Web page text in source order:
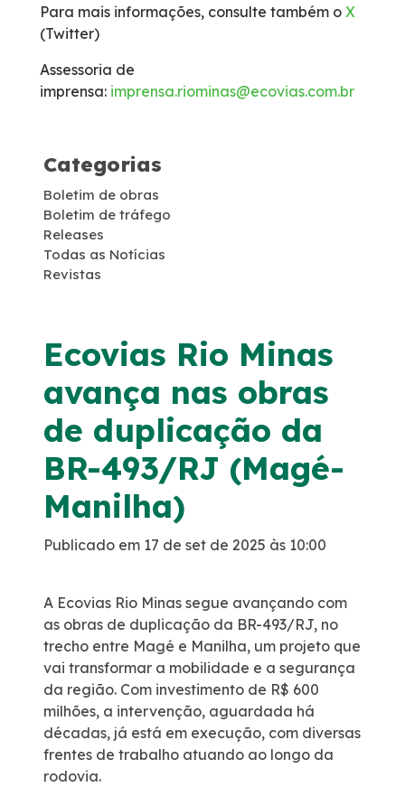
Benefícios Tarifários
Monitoramento 24h – CCO
Inspeção de Tráfego
Faixa de domínio
Combate a foco de incêndio
Isenção de Veículos Oficiais
Faixa de Domínio
Links úteis
Obras
Estatísticas de Tráfego
Ponto de Parada e Descanso – PPD
Sustentabilidade
Para mais informações, consulte também o X
(Twitter)
Assessoria de
imprensa: imprensa.riominas@ecovias.com.br
Categorias
Boletim de obras
Boletim de tráfego
Releases
Todas as Notícias
Revistas
Ecovias Rio Minas
avança nas obras
de duplicação da
BR-493/RJ (Magé-
Manilha)
Publicado em 17 de set de 2025 às 10:00
A Ecovias Rio Minas segue avançando com
as obras de duplicação da BR-493/RJ, no
trecho entre Magé e Manilha, um projeto que
vai transformar a mobilidade e a segurança
da região. Com investimento de R$ 600
milhões, a intervenção, aguardada há
décadas, já está em execução, com diversas
frentes de trabalho atuando ao longo da
rodovia.